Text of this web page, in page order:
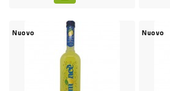
INDUST-
SUSHI
LATTICINI
Nuovo Nuovo